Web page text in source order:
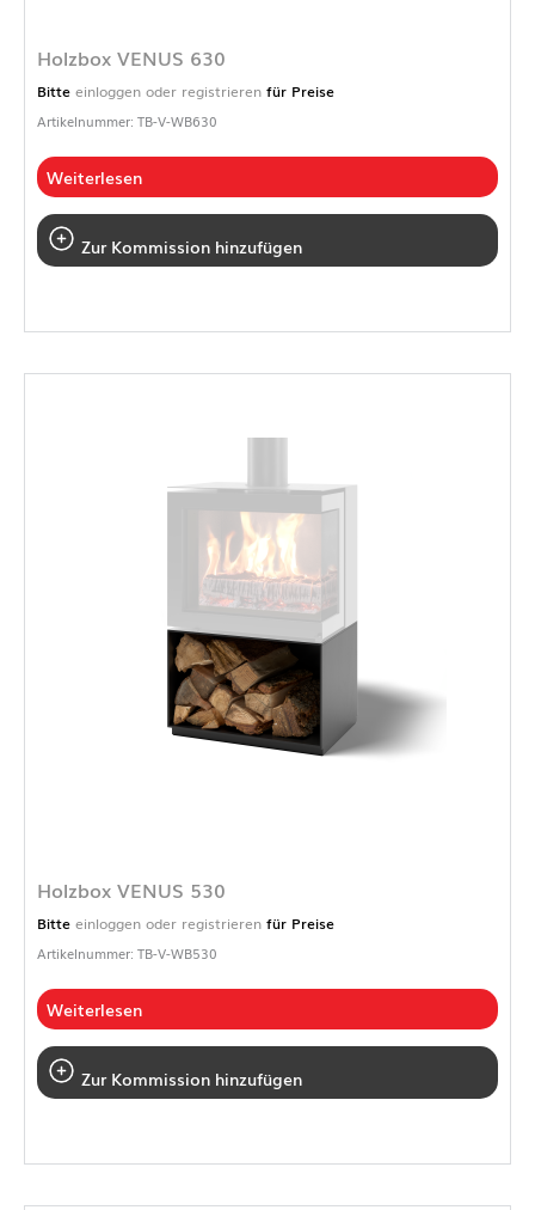
Holzbox VENUS 630
Bitte einloggen oder registrieren für Preise
Artikelnummer: TB-V-WB630
Weiterlesen
Zur Kommission hinzufügen
Holzbox VENUS 530
Bitte einloggen oder registrieren für Preise
Artikelnummer: TB-V-WB530
Weiterlesen
Zur Kommission hinzufügen